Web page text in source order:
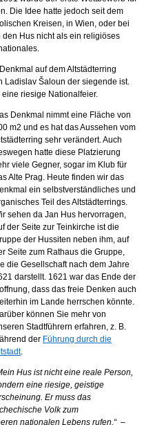
Die Idee hatte jedoch seit dem
Kreisen, in Wien, oder bei
Hus nicht als ein religiöses
auf dem Altstädterring
Ladislav Šaloun der siegende ist.
riesige Nationalfeier.
Denkmal nimmt eine Fläche von
m2 und es hat das Aussehen vom
sehr verändert. Auch
hatte diese Platzierung
viele Gegner, sogar im Klub für
Alte Prag. Heute finden wir das
ein selbstverständliches und
Teil des Altstädterrings.
sehen da Jan Hus hervorragen,
der Seite zur Teinkirche ist die
der Hussiten neben ihm, auf
Seite zum Rathaus die Gruppe,
die Gesellschaft nach dem Jahre
darstellt. 1621 war das Ende der
dass das freie Denken auch
im Lande herrschen könnte.
können Sie mehr von
Stadtführern erfahren, z. B.
der Führung durch die
.
Hus ist nicht eine reale Person,
eine riesige, geistige
Er muss das
Volk zum
nationalen Lebens rufen.“ –